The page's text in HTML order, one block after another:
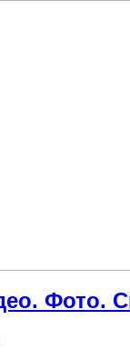
Фото.